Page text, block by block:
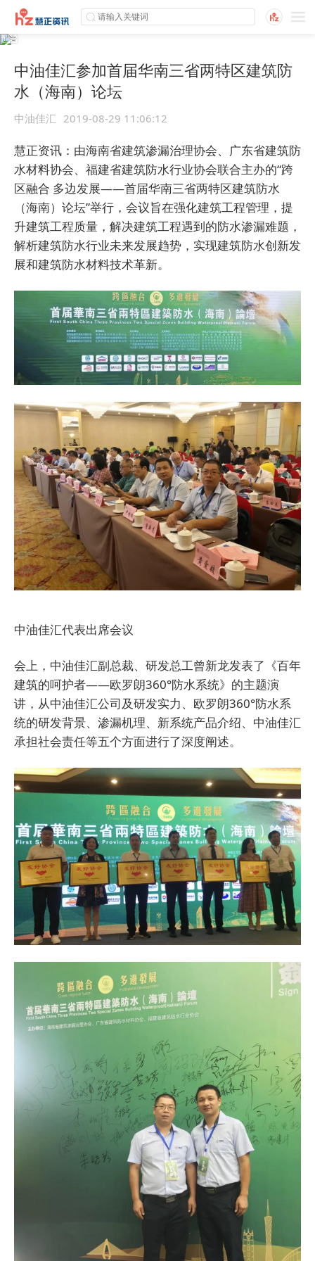
中油佳汇参加首届华南三省两特区建筑防
水（海南）论坛
中油佳汇 2019-08-29 11:06:12
慧正资讯： 由海南省建筑渗漏治理协会、广东省建筑防
水材料协会、福建省建筑防水行业协会联合主办的“跨
区融合 多边发展——首届华南三省两特区建筑防水
（海南）论坛”举行，会议旨在强化建筑工程管理，提
升建筑工程质量，解决建筑工程遇到的防水渗漏难题，
解析建筑防水行业未来发展趋势，实现建筑防水创新发
展和建筑防水材料技术革新。
中油佳汇代表出席会议
会上，中油佳汇副总裁、研发总工曾新龙发表了《百年
建筑的呵护者——欧罗朗360°防水系统》的主题演
讲，从中油佳汇公司及研发实力、欧罗朗360°防水系
统的研发背景、渗漏机理、新系统产品介绍、中油佳汇
承担社会责任等五个方面进行了深度阐述。